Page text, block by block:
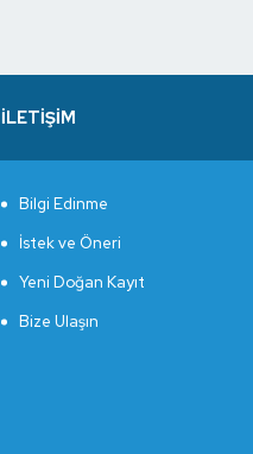
İLETİŞİM
Bilgi Edinme
İstek ve Öneri
Yeni Doğan Kayıt
Bize Ulaşın